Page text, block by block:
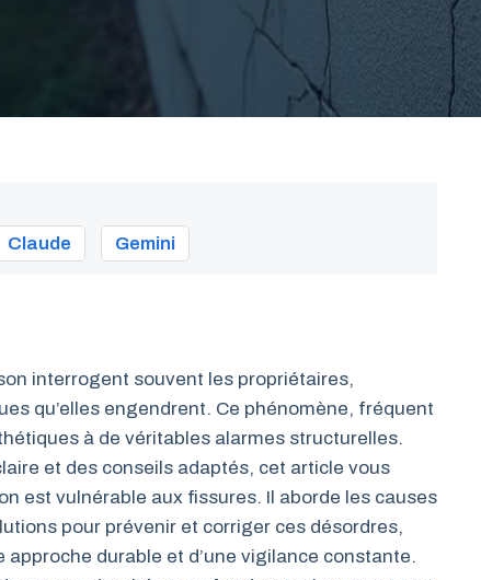
Claude Gemini
interrogent souvent les propriétaires,
qu’elles engendrent. Ce phénomène, fréquent
à de véritables alarmes structurelles.
et des conseils adaptés, cet article vous
est vulnérable aux fissures. Il aborde les causes
pour prévenir et corriger ces désordres,
approche durable et d’une vigilance constante.